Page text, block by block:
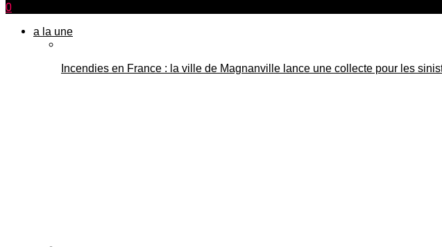
0
a la une
Incendies en France : la ville de Magnanville lance une collecte pour les